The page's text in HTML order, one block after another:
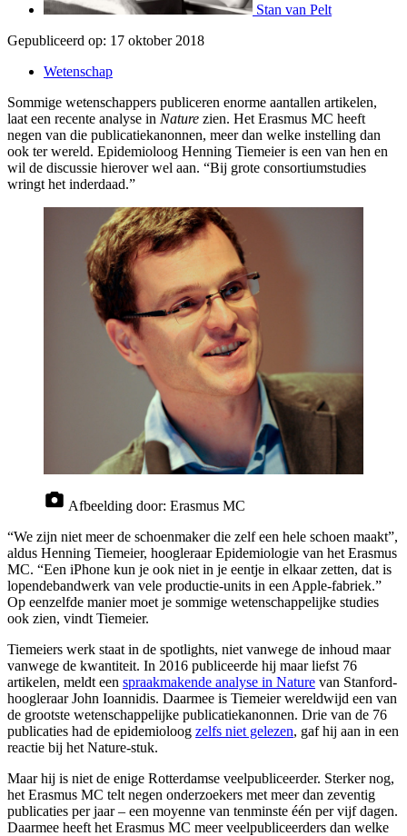
Stan van Pelt
Gepubliceerd op: 17 oktober 2018
Wetenschap
Sommige wetenschappers publiceren enorme aantallen artikelen,
laat een recente analyse in Nature zien. Het Erasmus MC heeft
negen van die publicatiekanonnen, meer dan welke instelling dan
ook ter wereld. Epidemioloog Henning Tiemeier is een van hen en
wil de discussie hierover wel aan. “Bij grote consortiumstudies
wringt het inderdaad.”
Afbeelding door: Erasmus MC
“We zijn niet meer de schoenmaker die zelf een hele schoen maakt”,
aldus Henning Tiemeier, hoogleraar Epidemiologie van het Erasmus
MC. “Een iPhone kun je ook niet in je eentje in elkaar zetten, dat is
lopendebandwerk van vele productie-units in een Apple-fabriek.”
Op eenzelfde manier moet je sommige wetenschappelijke studies
ook zien, vindt Tiemeier.
Tiemeiers werk staat in de spotlights, niet vanwege de inhoud maar
vanwege de kwantiteit. In 2016 publiceerde hij maar liefst 76
artikelen, meldt een spraakmakende analyse in Nature van Stanford-
hoogleraar John Ioannidis. Daarmee is Tiemeier wereldwijd een van
de grootste wetenschappelijke publicatiekanonnen. Drie van de 76
publicaties had de epidemioloog zelfs niet gelezen, gaf hij aan in een
reactie bij het Nature-stuk.
Maar hij is niet de enige Rotterdamse veelpubliceerder. Sterker nog,
het Erasmus MC telt negen onderzoekers met meer dan zeventig
publicaties per jaar – een moyenne van tenminste één per vijf dagen.
Daarmee heeft het Erasmus MC meer veelpubliceerders dan welke